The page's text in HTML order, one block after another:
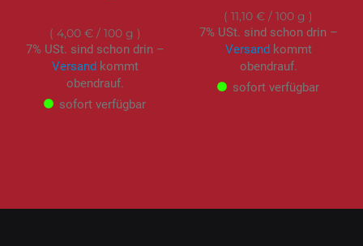
4,00 €/ 100 g
7% USt. sind schon drin –
Versand kommt
obendrauf.
sofort verfügbar
11,10 € / 100 g
7% USt. sind schon drin –
Versand kommt
obendrauf.
sofort verfügbar